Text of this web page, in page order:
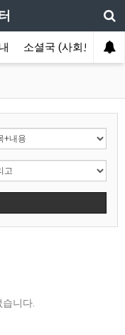
소셜국 (사회보장국)
니다.